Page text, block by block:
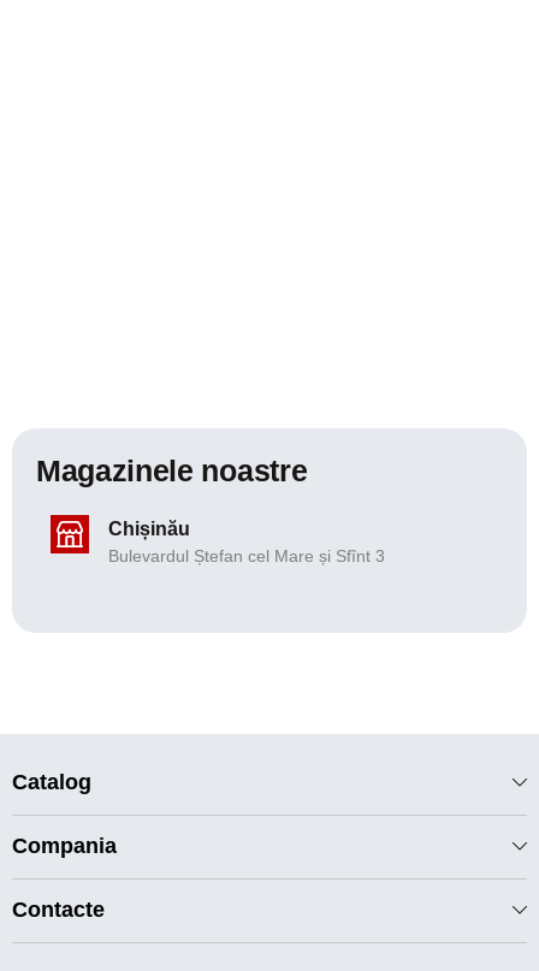
Magazinele noastre
Chișinău
Bulevardul Ștefan cel Mare și Sfînt 3
Catalog
Compania
Contacte